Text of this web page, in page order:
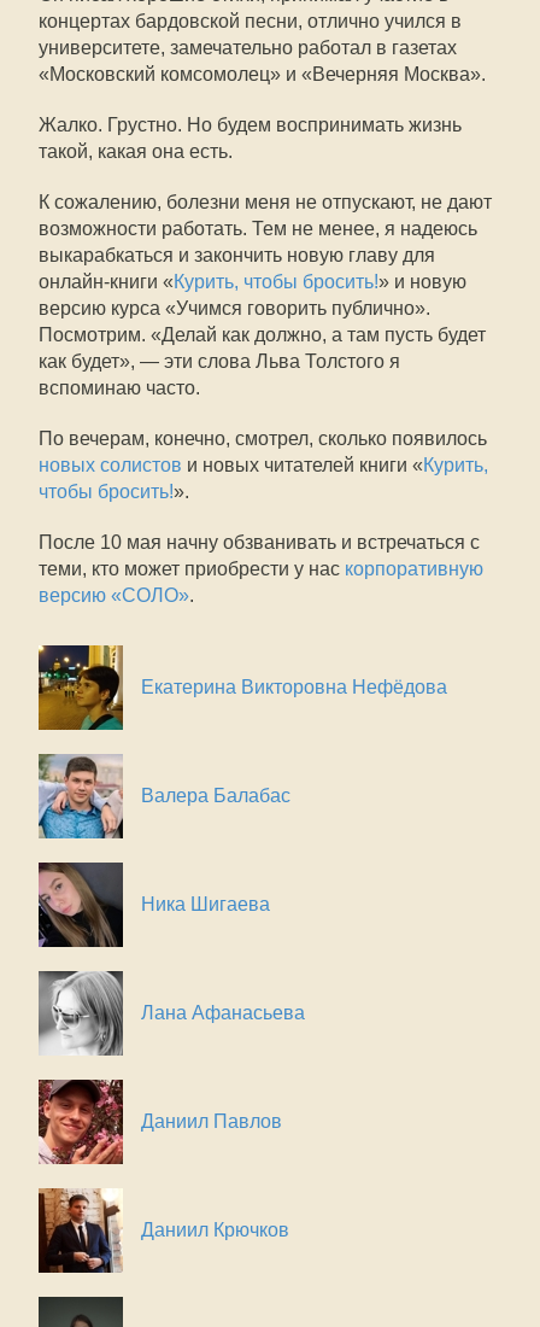
концертах бардовской песни, отлично учился в
университете, замечательно работал в газетах
«Московский комсомолец» и «Вечерняя Москва».
Жалко. Грустно. Но будем воспринимать жизнь
такой, какая она есть.
К сожалению, болезни меня не отпускают, не дают
возможности работать. Тем не менее, я надеюсь
выкарабкаться и закончить новую главу для
онлайн-книги «Курить, чтобы бросить!» и новую
версию курса «Учимся говорить публично».
Посмотрим. «Делай как должно, а там пусть будет
как будет», — эти слова Льва Толстого я
вспоминаю часто.
По вечерам, конечно, смотрел, сколько появилось
новых солистов и новых читателей книги «Курить,
чтобы бросить!».
После 10 мая начну обзванивать и встречаться с
теми, кто может приобрести у нас корпоративную
версию «СОЛО».
Екатерина Викторовна Нефёдова
Валера Балабас
Ника Шигаева
Лана Афанасьева
Даниил Павлов
Даниил Крючков